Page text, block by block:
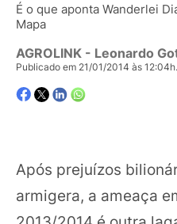
É o que aponta Wanderlei
Mapa
AGROLINK - Leonardo
Publicado em 21/01/2014 às 12:04h.
Após prejuízos
armigera, a ameaça